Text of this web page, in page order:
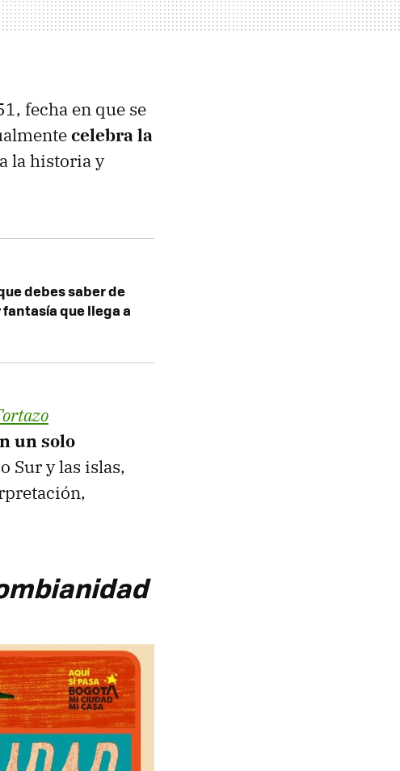
fecha en que se
celebra la
a la historia y
debes saber de
que llega a
un solo
Sur y las islas,